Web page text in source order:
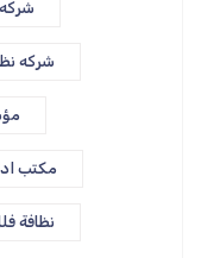
شركه
مكتب
نظافة